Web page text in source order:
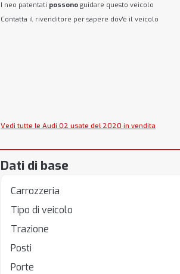
I neo patentati possonoguidare questo veicolo
Contatta il rivenditore per sapere dov'è il veicolo
Vedi tutte le Audi Q2 usate del 2020 in vendita
Dati di base
Carrozzeria
Tipo di veicolo
Trazione
Posti
Porte